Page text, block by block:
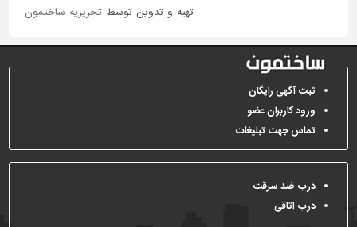
تهیه و تدوین توسط تحریریه ساختمون
ثبت آگهی رایگان
ورود کاربران عضو
تماس جهت تبلیغات
درب ضد سرقت
درب اتاقی